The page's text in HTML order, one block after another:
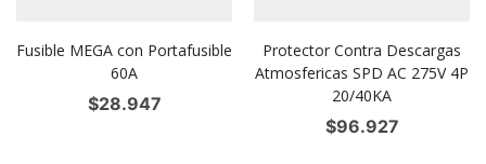
Fusible MEGA con Portafusible
60A
$28.947
Protector Contra Descargas
Atmosfericas SPD AC 275V 4P
20/40KA
$96.927